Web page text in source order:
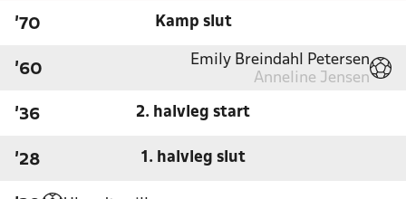
'70 Kamp slut
'60
Emily Breindahl Petersen
Anneline Jensen
'36 2. halvleg start
'28 1. halvleg slut